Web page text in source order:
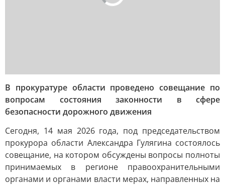
В прокуратуре области проведено совещание по
вопросам состояния законности в сфере
безопасности дорожного движения
Сегодня, 14 мая 2026 года, под председательством
прокурора области Александра Гулягина состоялось
совещание, на котором обсуждены вопросы полноты
принимаемых в регионе правоохранительными
органами и органами власти мерах, направленных на